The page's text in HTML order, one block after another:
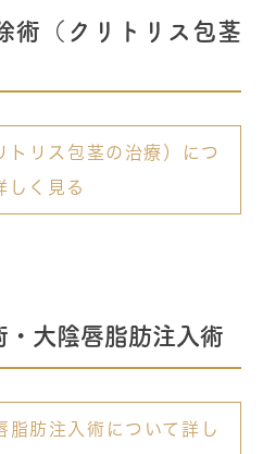
術（クリトリス包茎
トリス包茎の治療）につ
しく見る
・大陰唇脂肪注入術
脂肪注入術について詳し